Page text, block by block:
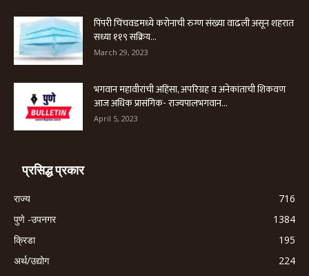
पिंपरी चिंचवडमध्ये करोनाची रुग्ण संख्या वाढली असून शहरात
सध्या ११९ सक्रिय...
March 29, 2023
भगवान महावीरांची अहिंसा, अपरिग्रह व अनेकांताची शिकवण
आज अधिक प्रासंगिक- राज्यपालभगवान...
April 5, 2023
प्रसिद्ध प्रकार
राज्य
716
पुणे -उपनगर
1384
क्रिडा
195
अर्थ/उद्योग
224